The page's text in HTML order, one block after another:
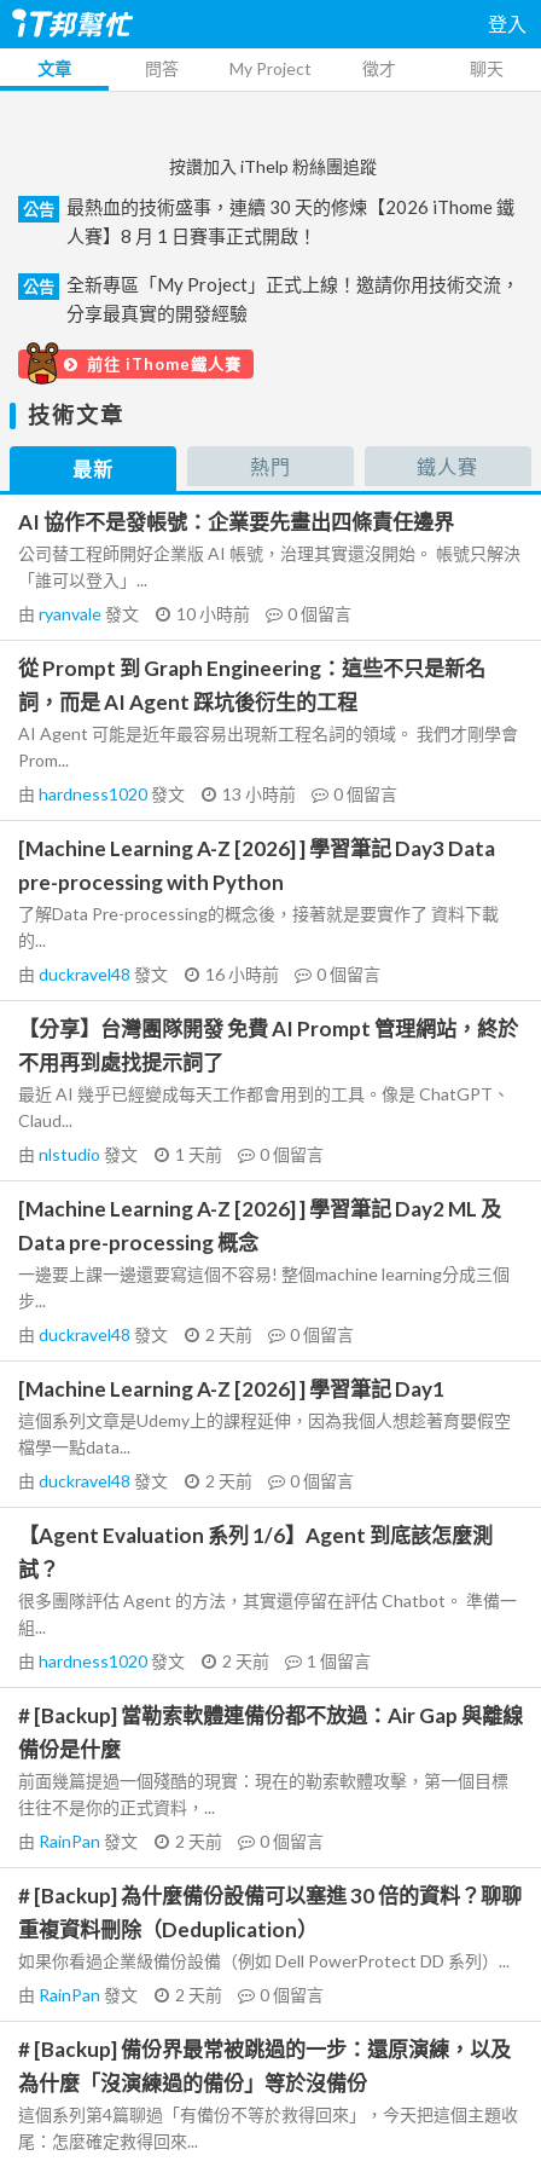
登入
文章 問答 My Project 徵才 聊天
按讚加入 iThelp 粉絲團追蹤
公告
最熱血的技術盛事，連續 30 天的修煉【2026 iThome 鐵
人賽】8 月 1 日賽事正式開啟！
公告
全新專區「My Project」正式上線！邀請你用技術交流，
分享最真實的開發經驗
前往 iThome鐵人賽
技術文章
最新 熱門 鐵人賽
AI 協作不是發帳號：企業要先畫出四條責任邊界
公司替工程師開好企業版 AI 帳號，治理其實還沒開始。 帳號只解決
「誰可以登入」...
由 ryanvale發文 10 小時前 0個留言
從 Prompt 到 Graph Engineering：這些不只是新名
詞，而是 AI Agent 踩坑後衍生的工程
AI Agent 可能是近年最容易出現新工程名詞的領域。 我們才剛學會
Prom...
由 hardness1020發文 13 小時前 0個留言
[Machine Learning A-Z [2026] ] 學習筆記 Day3 Data
pre-processing with Python
了解Data Pre-processing的概念後，接著就是要實作了 資料下載
的...
由 duckravel48 發文 16 小時前 0個留言
【分享】台灣團隊開發 免費 AI Prompt 管理網站，終於
不用再到處找提示詞了
最近 AI 幾乎已經變成每天工作都會用到的工具。像是 ChatGPT、
Claud...
由 nlstudio 發文 1 天前 0個留言
[Machine Learning A-Z [2026] ] 學習筆記 Day2 ML 及
Data pre-processing 概念
一邊要上課一邊還要寫這個不容易! 整個machine learning分成三個
步...
由 duckravel48 發文 2 天前 0個留言
[Machine Learning A-Z [2026] ] 學習筆記 Day1
這個系列文章是Udemy上的課程延伸，因為我個人想趁著育嬰假空
檔學一點data...
由 duckravel48 發文 2 天前 0個留言
【Agent Evaluation 系列 1/6】Agent 到底該怎麼測
試？
很多團隊評估 Agent 的方法，其實還停留在評估 Chatbot。 準備一
組...
由 hardness1020發文 2 天前 1 個留言
# [Backup] 當勒索軟體連備份都不放過：Air Gap 與離線
備份是什麼
前面幾篇提過一個殘酷的現實：現在的勒索軟體攻擊，第一個目標
往往不是你的正式資料，...
由 RainPan 發文 2 天前 0個留言
# [Backup] 為什麼備份設備可以塞進 30 倍的資料？聊聊
重複資料刪除（Deduplication）
如果你看過企業級備份設備（例如 Dell PowerProtect DD 系列）...
由 RainPan 發文 2 天前 0個留言
# [Backup] 備份界最常被跳過的一步：還原演練，以及
為什麼「沒演練過的備份」等於沒備份
這個系列第4篇聊過「有備份不等於救得回來」，今天把這個主題收
尾：怎麼確定救得回來...